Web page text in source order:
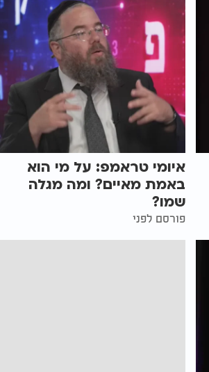
איומי טראמפ: על מי הוא
באמת מאיים? ומה מגלה
שמו?
פורסם לפני